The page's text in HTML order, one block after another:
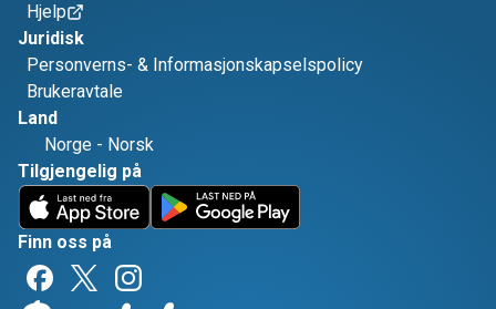
Hjelp
Juridisk
Personverns- & Informasjonskapselspolicy
Brukeravtale
Land
Norge - Norsk
Tilgjengelig på
Finn oss på